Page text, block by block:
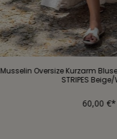
Musselin Oversize Kurzarm
STRIPES
60,00 €*